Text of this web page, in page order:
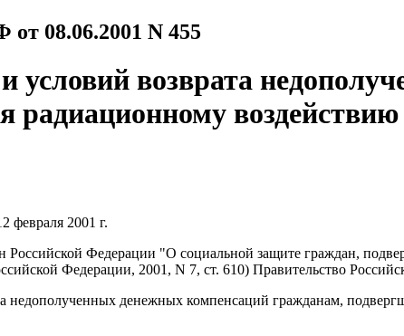
08.06.2001 N 455
условий возврата
февраля 2001 г.
Федерации "О социальной защите граждан,
Федерации, 2001, N 7, ст. 610) Правительство
недополученных денежных компенсаций гражданам,